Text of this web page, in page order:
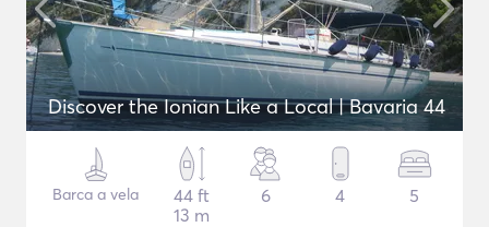
Discover the Ionian Like a Local | Bavaria 44
Barca a vela
44 ft
13 m
6 4 5